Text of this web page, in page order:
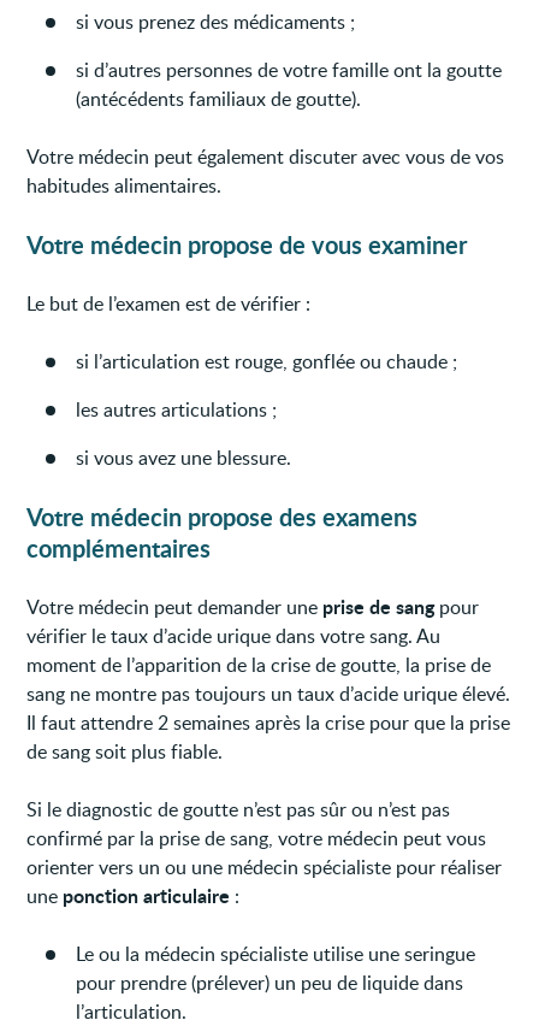
si vous prenez des médicaments ;
si d’autres personnes de votre famille ont la goutte
(antécédents familiaux de goutte).
Votre médecin peut également discuter avec vous de vos
habitudes alimentaires.
Votre médecin propose de vous examiner
Le but de l’examen est de vérifier :
si l’articulation est rouge, gonflée ou chaude ;
les autres articulations ;
si vous avez une blessure.
Votre médecin propose des examens
complémentaires
Votre médecin peut demander une prise de sangpour
vérifier le taux d’acide urique dans votre sang. Au
moment de l’apparition de la crise de goutte, la prise de
sang ne montre pas toujours un taux d’acide urique élevé.
Il faut attendre 2 semaines après la crise pour que la prise
de sang soit plus fiable.
Si le diagnostic de goutte n’est pas sûr ou n’est pas
confirmé par la prise de sang, votre médecin peut vous
orienter vers un ou une médecin spécialiste pour réaliser
une ponction articulaire :
Le ou la médecin spécialiste utilise une seringue
pour prendre (prélever) un peu de liquide dans
l’articulation.